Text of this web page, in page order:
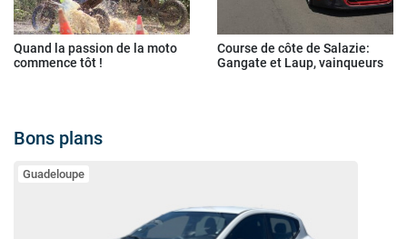
Quand la passion de la moto
commence tôt !
Course de côte de Salazie:
Gangate et Laup, vainqueurs
Bons plans
Guadeloupe